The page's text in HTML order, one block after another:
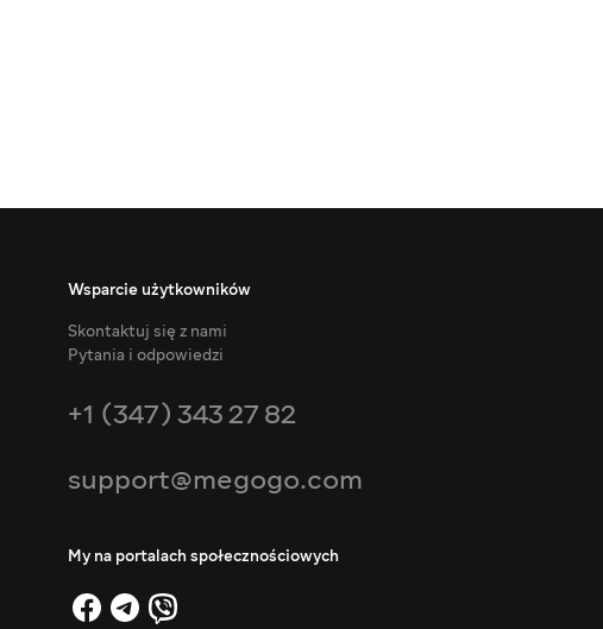
Wsparcie użytkowników
Skontaktuj się z nami
Pytania i odpowiedzi
+1 (347) 343 27 82
support@megogo.com
My na portalach społecznościowych